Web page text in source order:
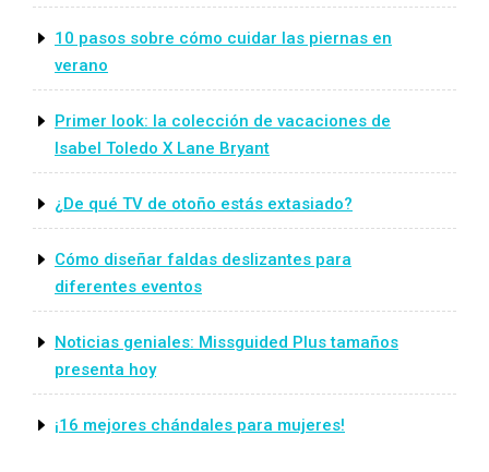
10 pasos sobre cómo cuidar las piernas en
verano
Primer look: la colección de vacaciones de
Isabel Toledo X Lane Bryant
¿De qué TV de otoño estás extasiado?
Cómo diseñar faldas deslizantes para
diferentes eventos
Noticias geniales: Missguided Plus tamaños
presenta hoy
¡16 mejores chándales para mujeres!